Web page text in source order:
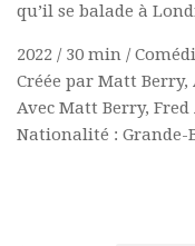
qu’il se balade à
2022 / 30 min /
Créée par Matt
Avec Matt Berry,
Nationalité : Grande-